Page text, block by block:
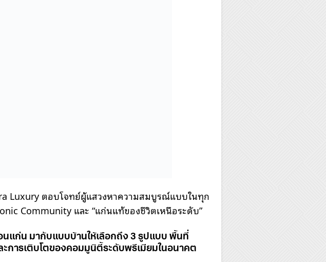
Luxury ตอบโจทย์ผู้แสวงหาความสมบูรณ์แบบในทุก
Community และ “แก่นแท้ของชีวิตเหนือระดับ”
แก่น มากับแบบบ้านให้เลือกถึง 3 รูปแบบ พื้นที่
การเติบโตของคอมมูนิตี้ระดับพรีเมียมในอนาคต